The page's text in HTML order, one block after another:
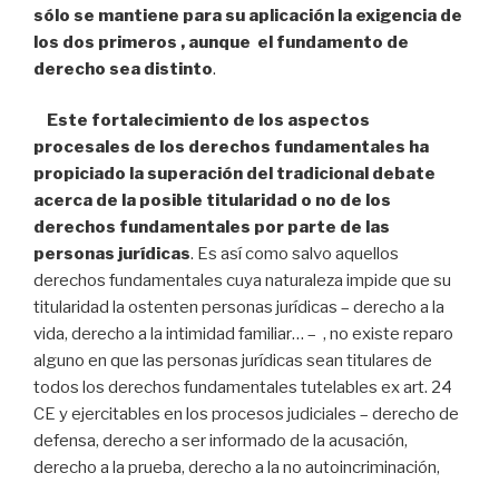
sólo se mantiene para su aplicación la exigencia de
los dos primeros , aunque el fundamento de
derecho sea distinto.
Este fortalecimiento de los aspectos
procesales de los derechos fundamentales ha
propiciado la superación del tradicional debate
acerca de la posible titularidad o no de los
derechos fundamentales por parte de las
personas jurídicas. Es así como salvo aquellos
derechos fundamentales cuya naturaleza impide que su
titularidad la ostenten personas jurídicas – derecho a la
vida, derecho a la intimidad familiar… – , no existe reparo
alguno en que las personas jurídicas sean titulares de
todos los derechos fundamentales tutelables ex art. 24
CE y ejercitables en los procesos judiciales – derecho de
defensa, derecho a ser informado de la acusación,
derecho a la prueba, derecho a la no autoincriminación,